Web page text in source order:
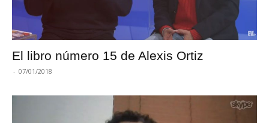
El libro número 15 de Alexis Ortiz
- 07/01/2018